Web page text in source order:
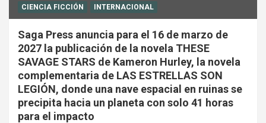
CIENCIA FICCIÓN INTERNACIONAL
Saga Press anuncia para el 16 de marzo de
2027 la publicación de la novela THESE
SAVAGE STARS de Kameron Hurley, la novela
complementaria de LAS ESTRELLAS SON
LEGIÓN, donde una nave espacial en ruinas se
precipita hacia un planeta con solo 41 horas
para el impacto